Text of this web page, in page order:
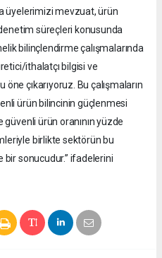
üyelerimizi mevzuat, ürün
süreçleri konusunda
bilinçlendirme çalışmalarında
ithalatçı bilgisi ve
çıkarıyoruz. Bu çalışmaların
ürün bilincinin güçlenmesi
ürün oranının yüzde
birlikte sektörün bu
bir sonucudur.” ifadelerini